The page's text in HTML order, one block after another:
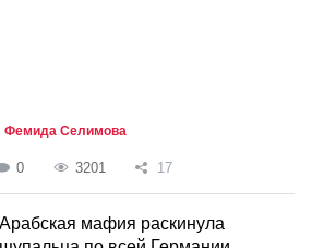
Фемида Селимова
0 3201 17
Арабская мафия раскинула